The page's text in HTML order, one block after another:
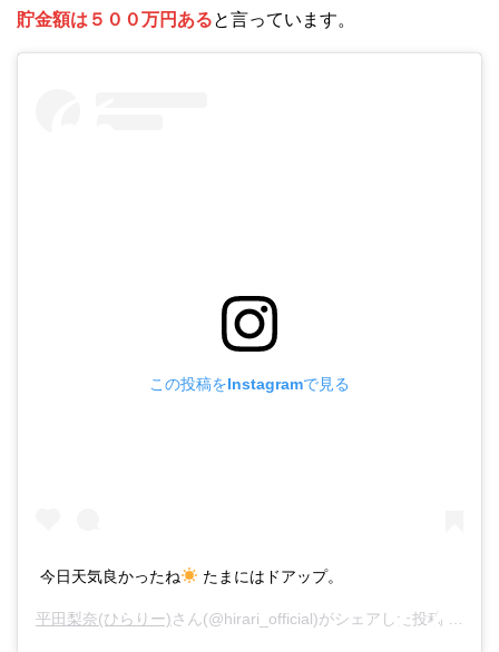
貯金額は５００万円あると言っています。
この投稿をInstagramで見る
今日天気良かったね たまにはドアップ。
平田梨奈(ひらりー)さん(@hirari_official)がシェアした投稿 –